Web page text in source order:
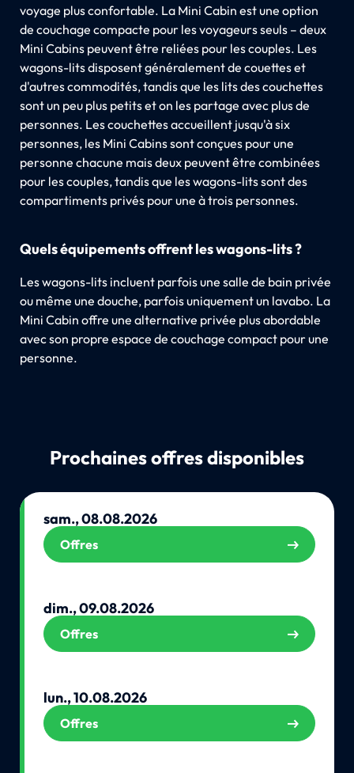
voyage plus confortable. La Mini Cabin est une option
de couchage compacte pour les voyageurs seuls – deux
Mini Cabins peuvent être reliées pour les couples. Les
wagons-lits disposent généralement de couettes et
d'autres commodités, tandis que les lits des couchettes
sont un peu plus petits et on les partage avec plus de
personnes. Les couchettes accueillent jusqu'à six
personnes, les Mini Cabins sont conçues pour une
personne chacune mais deux peuvent être combinées
pour les couples, tandis que les wagons-lits sont des
compartiments privés pour une à trois personnes.
Quels équipements offrent les wagons-lits ?
Les wagons-lits incluent parfois une salle de bain privée
ou même une douche, parfois uniquement un lavabo. La
Mini Cabin offre une alternative privée plus abordable
avec son propre espace de couchage compact pour une
personne.
Prochaines offres disponibles
sam., 08.08.2026
Offres
dim., 09.08.2026
Offres
lun., 10.08.2026
Offres